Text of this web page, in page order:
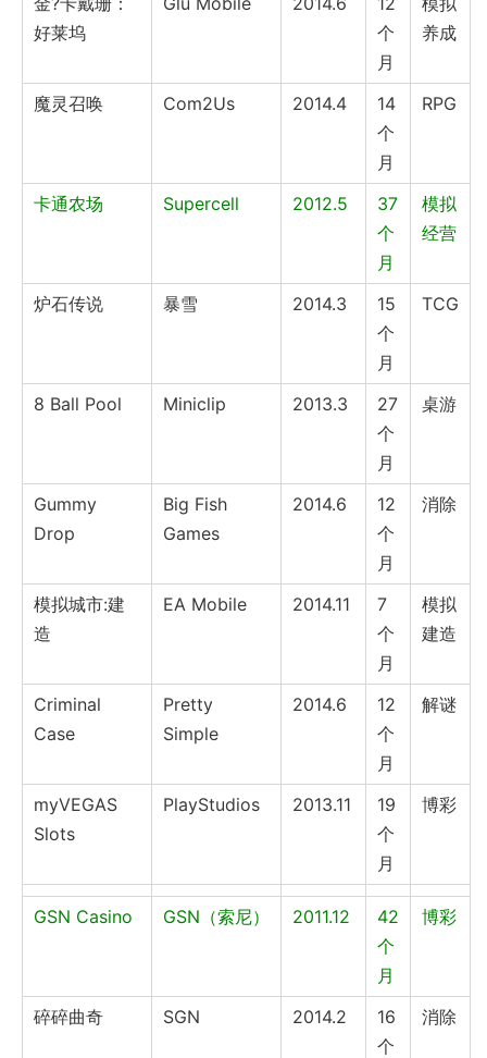
好莱坞
个
月
养成
魔灵召唤 Com2Us 2014.4
14
个
月
RPG
卡通农场 Supercell 2012.5
37
个
月
模拟
经营
炉石传说 暴雪 2014.3
15
个
月
TCG
8 Ball Pool Miniclip 2013.3
27
个
月
桌游
Gummy
Drop
Big Fish
Games
2014.6
12
个
月
消除
模拟城市:建
造
EA Mobile 2014.11
7
个
月
模拟
建造
Criminal
Case
Pretty
Simple
2014.6
12
个
月
解谜
myVEGAS
Slots
PlayStudios 2013.11
19
个
月
博彩
GSN Casino GSN（索尼） 2011.12
42
个
月
博彩
碎碎曲奇 SGN 2014.2
16
个
消除